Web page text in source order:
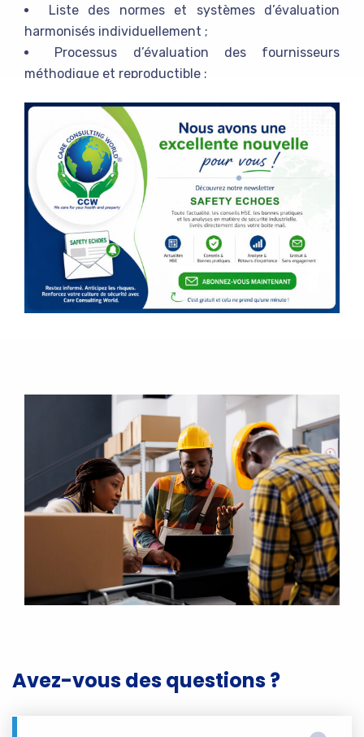
Liste des normes et systèmes d’évaluation
harmonisés individuellement ;
Processus d’évaluation des fournisseurs
méthodique et reproductible ;
risques potentiels ;
Limites de risque, garanties juridiques et
éligibilité relatives à vos clients ;
Processus d’amélioration continue des relations
avec les fournisseurs ;
Protection ciblée de vos propres processus de
fabrication ;
Aide à court terme en cas de problèmes avec les
ressources internes, nationales et internationales ;
Construire un réseau de partenaires durable et
Avez-vous des questions ?